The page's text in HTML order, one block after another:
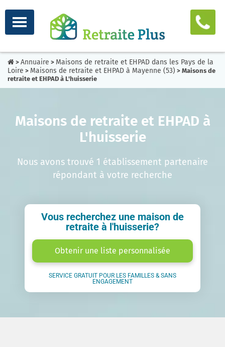
> Annuaire > Maisons de retraite et EHPAD dans les Pays de la
Loire > Maisons de retraite et EHPAD à Mayenne (53) > Maisons de
retraite et EHPAD à L'huisserie
Maisons de retraite et EHPAD à
L'huisserie
Nous avons trouvé 1 établissement partenaire
répondant à votre recherche
Vous recherchez une maison de
retraite à l'huisserie?
Obtenir une liste personnalisée
SERVICE GRATUIT POUR LES FAMILLES & SANS
ENGAGEMENT